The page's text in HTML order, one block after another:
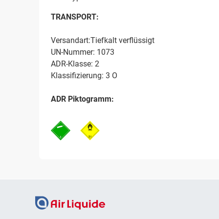
TRANSPORT:
Versandart:Tiefkalt verflüssigt
UN-Nummer: 1073
ADR-Klasse: 2
Klassifizierung: 3 O
ADR Piktogramm: